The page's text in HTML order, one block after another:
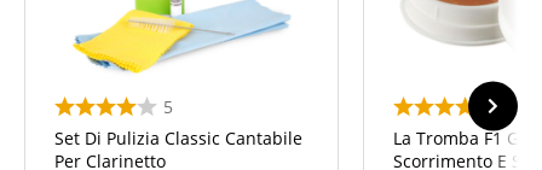
5
Set Di Pulizia Classic Cantabile
Per Clarinetto
La Tromba F1
Scorrimento E